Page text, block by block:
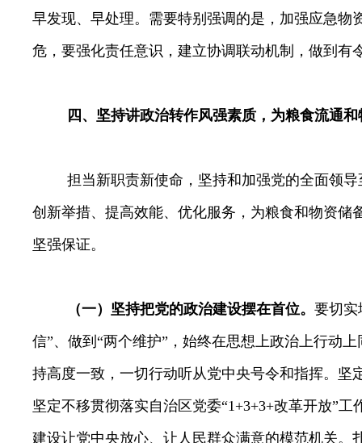
早发现、早处理。需要特别强调的是，加强应急物
危，要强化责任意识，建立协调联动机制，做到有
四、坚持讲政治转作风强素质，为粮食流通
担当新职责新使命，坚持和加强党的全面领
创新举措、提高效能、优化服务，为粮食和物资储
坚强保证。
（一）坚持把党的政治建设摆在首位。 要切实
信”、做到“两个维护” ，始终在思想上政治上行动
持高度一致 ，一切行动听从党中央号令和指挥。
坚定不移贯彻落实自治区党委“1+3+3+改革开放”工
建设让党中央放心、让人民群众满意的模范机关。